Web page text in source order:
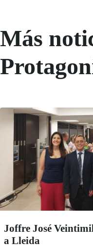
Más
Joffre José
a Lleida